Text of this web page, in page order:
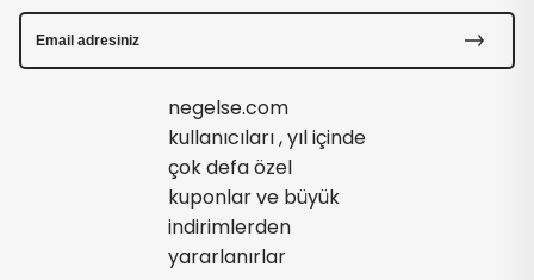
negelse.com
kullanıcıları , yıl içinde
çok defa özel
kuponlar ve büyük
indirimlerden
yararlanırlar